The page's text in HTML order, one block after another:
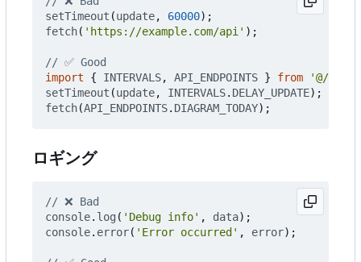
setTimeout (update, 60000);
fetch( 'https://example.com/api' );
import
{ INTERVALS, API_ENDPOINTS } from
'@/
setTimeout (update, INTERVALS. DELAY_UPDATE);
fetch(API_ENDPOINTS. DIAGRAM_TODAY);
ロギング
console. log ( 'Debug info' , data);
console. error( 'Error occurred' , error);